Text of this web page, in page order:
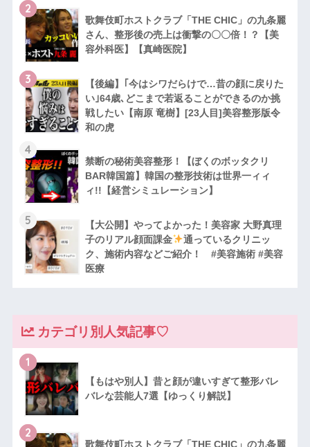
2
歌舞伎町ホストクラブ「THE CHIC」の九条麗
さん、整形後の売上は衝撃の〇〇倍！？【美
容外科医】【真崎医院】
3
【後編】｢今はシワだらけで…昔の顔に戻りた
い｣64歳､どこまで若返ることができるのか挑
戦したい【南原 竜樹】[23人目]美容整形版令
和の虎
4
禁断の秘術美容整形！【ぼくのボッタクリ
BAR韓国篇】韓国の整形技術は世界一ィィ
ィ!!【経営シミュレーション】
5
【大公開】やってよかった！美容家 大野真理
子のリアル顔面課金
通っているクリニッ
ク、施術内容などご紹介！ #美容施術 #美容
医療
カテゴリ別人気記事♡
1
【もはや別人】昔と顔が違いすぎて整形バレ
バレな芸能人7選【ゆっくり解説】
2
歌舞伎町ホストクラブ「THE CHIC」の九条麗